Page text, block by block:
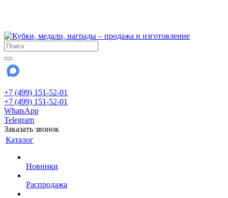
+7 (499) 151-52-01
+7 (499) 151-52-01
WhatsApp
Telegram
Заказать звонок
Каталог
Новинки
Распродажа